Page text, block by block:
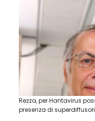
Rezza, per Hantavirus
presenza di superdiffusori